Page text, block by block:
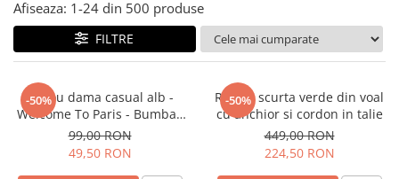
Tricouri si topuri
Rochii de eveniment
Afiseaza: 1-24 din 500 produse
FILTRE
-50%
Tricou dama casual alb -
Welcome To Paris - Bumbac
Organic
99,00 RON
49,50 RON
-50%
Rochie scurta verde din voal
cu anchior si cordon in talie
449,00 RON
224,50 RON